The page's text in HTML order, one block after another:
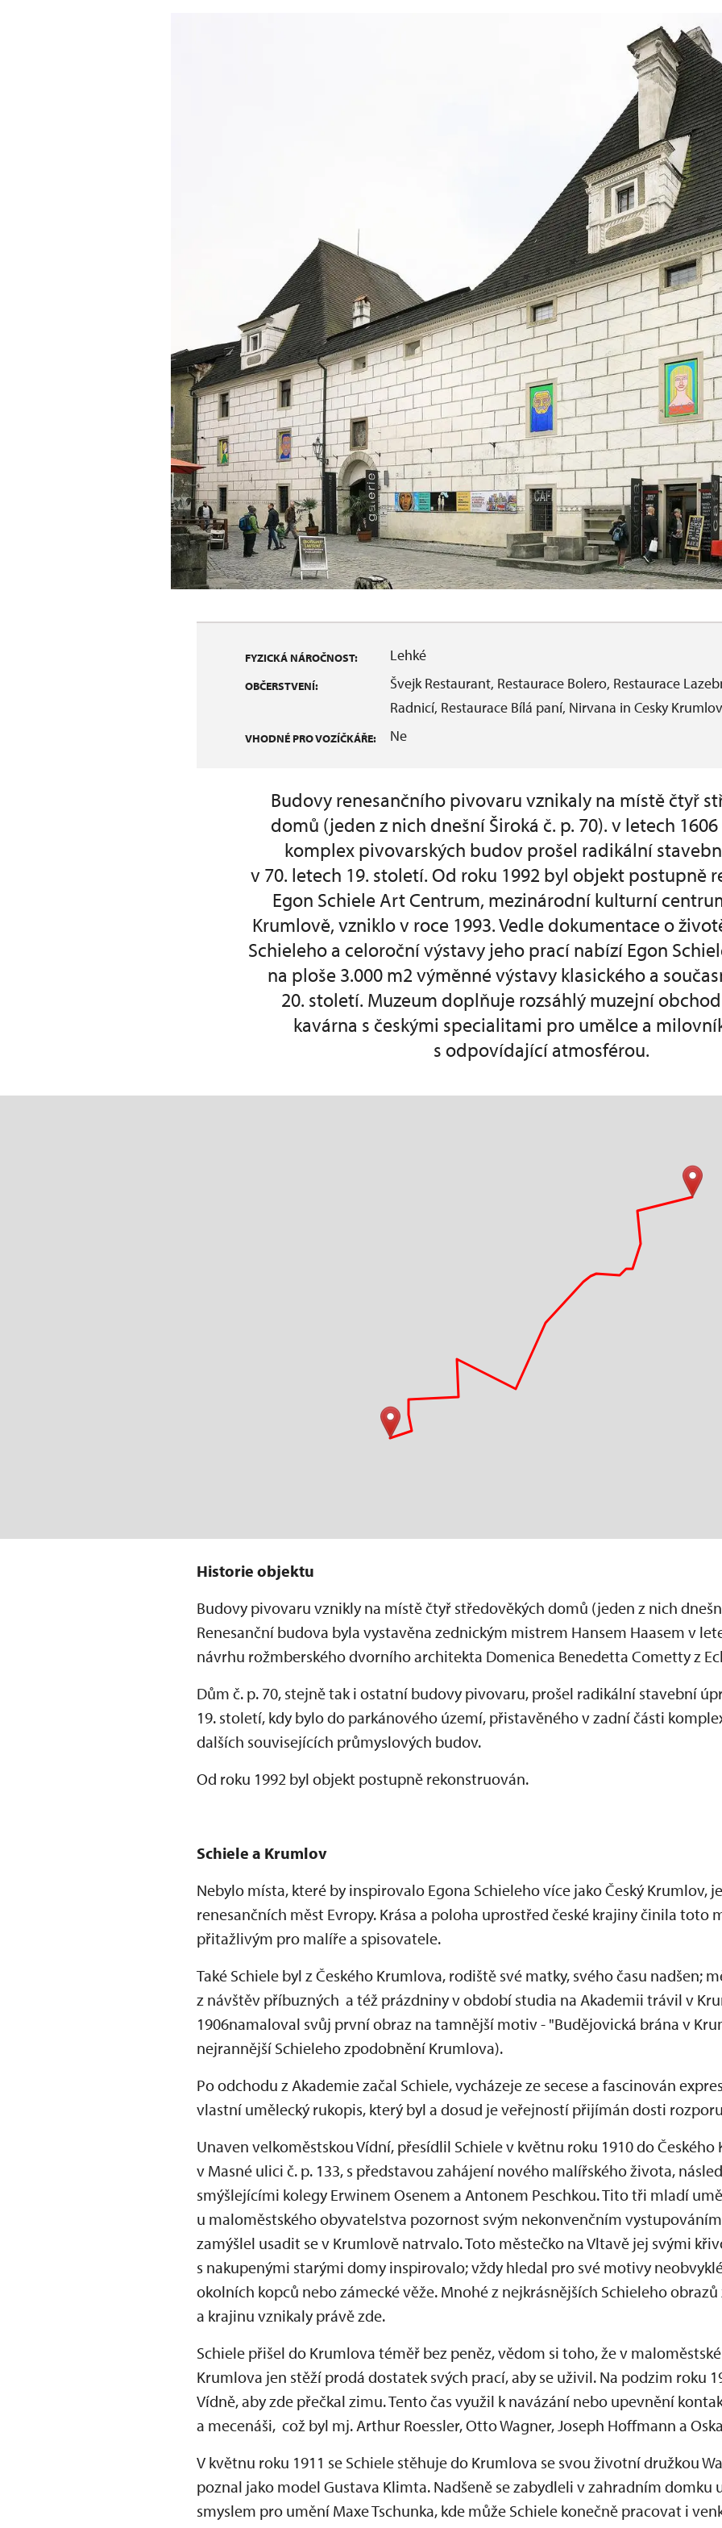
FYZICKÁ NÁROČNOST: Lehké
OBČERSTVENÍ:
Švejk Restaurant, Restaurace Bolero, Restaurace
Radnicí, Restaurace Bílá paní, Nirvana in Cesky Krumlov
VHODNÉ PRO VOZÍČKÁŘE: Ne
Budovy renesančního pivovaru vznikaly na místě čtyř
domů (jeden z nich dnešní Široká č. p. 70). v letech 1606
komplex pivovarských budov prošel radikální
v 70. letech 19. století. Od roku 1992 byl objekt postupně
Egon Schiele Art Centrum, mezinárodní kulturní
Krumlově, vzniklo v roce 1993. Vedle dokumentace o
Schieleho a celoroční výstavy jeho prací nabízí Egon
na ploše 3.000 m2 výměnné výstavy klasického a
20. století. Muzeum doplňuje rozsáhlý muzejní
kavárna s českými specialitami pro umělce a
s odpovídající atmosférou.
Historie objektu
Budovy pivovaru vznikly na místě čtyř středověkých domů (jeden z nich
Renesanční budova byla vystavěna zednickým mistrem Hansem Haasem v
návrhu rožmberského dvorního architekta Domenica Benedetta Cometty z
Dům č. p. 70, stejně tak i ostatní budovy pivovaru, prošel radikální stavební
19. století, kdy bylo do parkánového území, přistavěného v zadní části
dalších souvisejících průmyslových budov.
Od roku 1992 byl objekt postupně rekonstruován.
Schiele a Krumlov
Nebylo místa, které by inspirovalo Egona Schieleho více jako Český Krumlov,
renesančních měst Evropy. Krása a poloha uprostřed české krajiny činila toto
přitažlivým pro malíře a spisovatele.
Také Schiele byl z Českého Krumlova, rodiště své matky, svého času nadšen;
z návštěv příbuzných a též prázdniny v období studia na Akademii trávil v
1906namaloval svůj první obraz na tamnější motiv - "Budějovická brána v
nejrannější Schieleho zpodobnění Krumlova).
Po odchodu z Akademie začal Schiele, vycházeje ze secese a fascinován
vlastní umělecký rukopis, který byl a dosud je veřejností přijímán dosti
Unaven velkoměstskou Vídní, přesídlil Schiele v květnu roku 1910 do
v Masné ulici č. p. 133, s představou zahájení nového malířského života,
smýšlejícími kolegy Erwinem Osenem a Antonem Peschkou. Tito tři mladí
u maloměstského obyvatelstva pozornost svým nekonvenčním
zamýšlel usadit se v Krumlově natrvalo. Toto městečko na Vltavě jej svými
s nakupenými starými domy inspirovalo; vždy hledal pro své motivy
okolních kopců nebo zámecké věže. Mnohé z nejkrásnějších Schieleho
a krajinu vznikaly právě zde.
Schiele přišel do Krumlova téměř bez peněz, vědom si toho, že v
Krumlova jen stěží prodá dostatek svých prací, aby se uživil. Na podzim roku
Vídně, aby zde přečkal zimu. Tento čas využil k navázání nebo upevnění
a mecenáši, což byl mj. Arthur Roessler, Otto Wagner, Joseph Hoffmann a
V květnu roku 1911 se Schiele stěhuje do Krumlova se svou životní družkou
poznal jako model Gustava Klimta. Nadšeně se zabydleli v zahradním domku
smyslem pro umění Maxe Tschunka, kde může Schiele konečně pracovat i